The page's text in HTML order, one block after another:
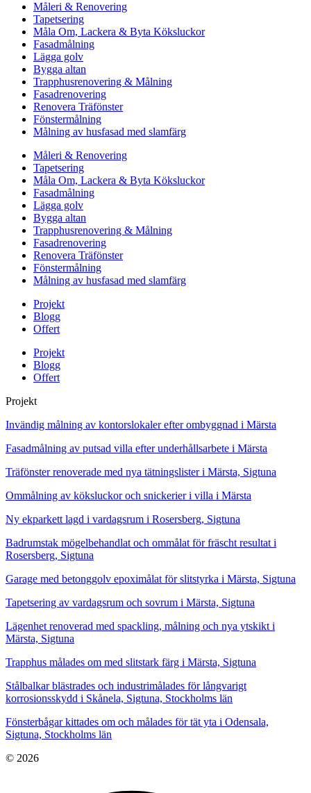
Måleri & Renovering
Tapetsering
Måla Om, Lackera & Byta Köksluckor
Fasadmålning
Lägga golv
Bygga altan
Trapphusrenovering & Målning
Fasadrenovering
Renovera Träfönster
Fönstermålning
Målning av husfasad med slamfärg
Måleri & Renovering
Tapetsering
Måla Om, Lackera & Byta Köksluckor
Fasadmålning
Lägga golv
Bygga altan
Trapphusrenovering & Målning
Fasadrenovering
Renovera Träfönster
Fönstermålning
Målning av husfasad med slamfärg
Projekt
Blogg
Offert
Projekt
Blogg
Offert
Projekt
Invändig målning av kontorslokaler efter ombyggnad i Märsta
Fasadmålning av putsad villa efter underhållsarbete i Märsta
Träfönster renoverade med nya tätningslister i Märsta, Sigtuna
Ommålning av köksluckor och snickerier i villa i Märsta
Ny ekparkett lagd i vardagsrum i Rosersberg, Sigtuna
Badrumstak mögelbehandlat och ommålat för fräscht resultat i
Rosersberg, Sigtuna
Garage med betonggolv epoximålat för slitstyrka i Märsta, Sigtuna
Tapetsering av vardagsrum och sovrum i Märsta, Sigtuna
Lägenhet renoverad med spackling, målning och nya ytskikt i
Märsta, Sigtuna
Trapphus målades om med slitstark färg i Märsta, Sigtuna
Stålbalkar blästrades och industrimålades för långvarigt
korrosionsskydd i Skånela, Sigtuna, Stockholms län
Fönsterbågar kittades om och målades för tät yta i Odensala,
Sigtuna, Stockholms län
© 2026